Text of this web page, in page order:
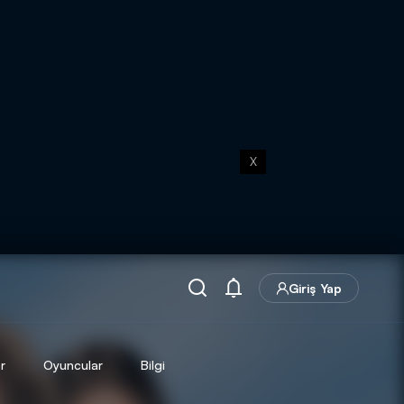
X
Giriş Yap
Oyuncular Bilgi